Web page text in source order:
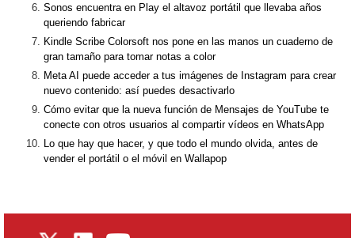
Sonos encuentra en Play el altavoz portátil que llevaba años
queriendo fabricar
Kindle Scribe Colorsoft nos pone en las manos un cuaderno de
gran tamaño para tomar notas a color
Meta AI puede acceder a tus imágenes de Instagram para crear
nuevo contenido: así puedes desactivarlo
Cómo evitar que la nueva función de Mensajes de YouTube te
conecte con otros usuarios al compartir vídeos en WhatsApp
Lo que hay que hacer, y que todo el mundo olvida, antes de
vender el portátil o el móvil en Wallapop